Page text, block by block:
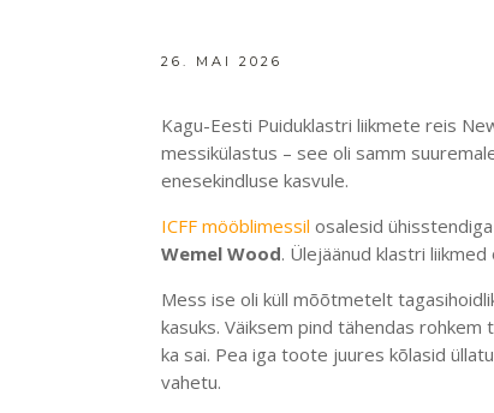
26. MAI 2026
Kagu-Eesti Puiduklastri liikmete reis
messikülastus – see oli samm
enesekindluse kasvule.
ICFF mööblimessil osalesid
Wemel Wood. Ülejäänud klastri
Mess ise oli küll mõõtmetelt
kasuks. Väiksem pind tähendas
ka sai. Pea iga toote juures kõlasid
vahetu.